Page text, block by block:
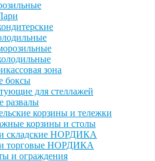
зона
боксы
для стеллажей
развалы
корзины и тележки
корзины и столы
складские НОРДИКА
торговые НОРДИКА
и ограждения